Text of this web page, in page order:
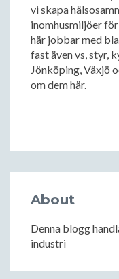
vi skapa
inomhusmiljöer
här jobbar med
fast även vs, styr,
Jönköping, Växjö
om dem här.
About
Denna blogg
industri